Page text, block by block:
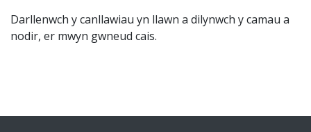
Darllenwch y canllawiau yn llawn a dilynwch y camau a
nodir, er mwyn gwneud cais.